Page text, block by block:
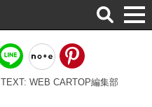
検
索
TEXT: WEB CARTOP編集部